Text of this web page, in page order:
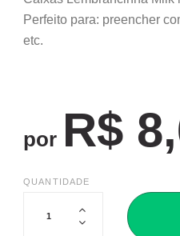
Perfeito para: preencher
etc.
por R$
QUANTIDADE